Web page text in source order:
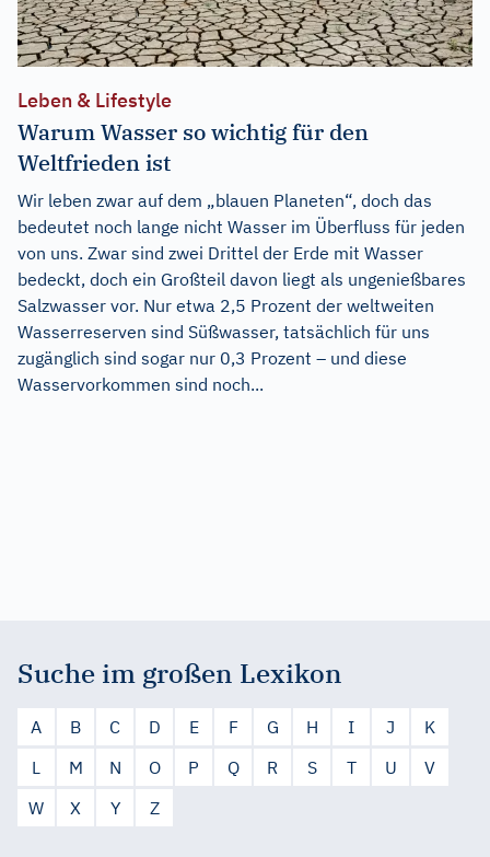
Leben & Lifestyle
Warum Wasser so wichtig für den
Weltfrieden ist
Wir leben zwar auf dem „blauen Planeten“, doch das
bedeutet noch lange nicht Wasser im Überfluss für jeden
von uns. Zwar sind zwei Drittel der Erde mit Wasser
bedeckt, doch ein Großteil davon liegt als ungenießbares
Salzwasser vor. Nur etwa 2,5 Prozent der weltweiten
Wasserreserven sind Süßwasser, tatsächlich für uns
zugänglich sind sogar nur 0,3 Prozent – und diese
Wasservorkommen sind noch...
Suche im großen Lexikon
A B C D E F G H I J
K
L
M N O P Q R S T U
V
W
X Y Z